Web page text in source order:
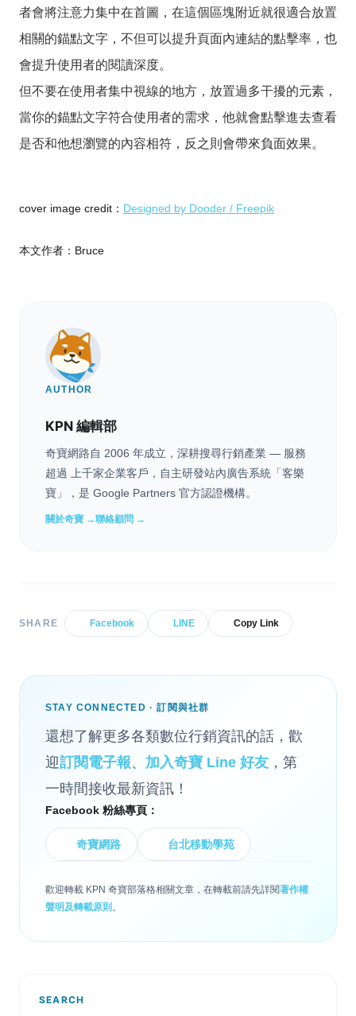
者會將注意力集中在首圖，在這個區塊附近就很適合放置
相關的錨點文字，不但可以提升頁面內連結的點擊率，也
會提升使用者的閱讀深度。
但不要在使用者集中視線的地方，放置過多干擾的元素，
當你的錨點文字符合使用者的需求，他就會點擊進去查看
是否和他想瀏覽的內容相符，反之則會帶來負面效果。
cover image credit： Designed by Dooder / Freepik
本文作者：Bruce
AUTHOR
KPN 編輯部
奇寶網路自 2006 年成立，深耕搜尋行銷產業 — 服務
超過 上千家企業客戶，自主研發站內廣告系統「客樂
寶」，是 Google Partners 官方認證機構。
關於奇寶 →聯絡顧問 →
SHARE Facebook LINE Copy Link
STAY CONNECTED · 訂閱與社群
還想了解更多各類數位行銷資訊的話，歡
迎訂閱電子報、 加入奇寶 Line 好友 ，第
一時間接收最新資訊！
Facebook 粉絲專頁：
奇寶網路 台北移動學苑
歡迎轉載 KPN 奇寶部落格相關文章，在轉載前請先詳閱著作權
聲明及轉載原則 。
SEARCH